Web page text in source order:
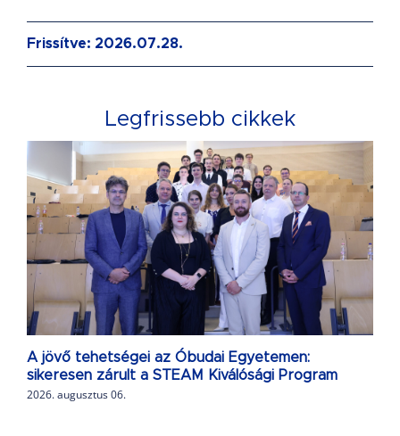
Frissítve: 2026.07.28.
Legfrissebb cikkek
A jövő tehetségei az Óbudai Egyetemen:
sikeresen zárult a STEAM Kiválósági Program
2026. augusztus 06.